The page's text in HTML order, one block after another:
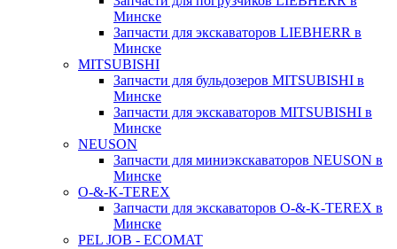
Минске
Запчасти для экскаваторов LIEBHERR в
Минске
MITSUBISHI
Запчасти для бульдозеров MITSUBISHI в
Минске
Запчасти для экскаваторов MITSUBISHI в
Минске
NEUSON
Запчасти для миниэкскаваторов NEUSON в
Минске
O-&-K-TEREX
Запчасти для экскаваторов O-&-K-TEREX в
Минске
PEL JOB - ECOMAT